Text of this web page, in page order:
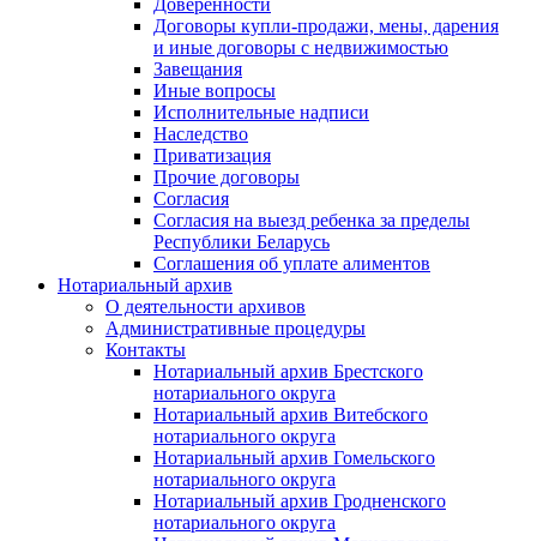
Договоры купли-продажи, мены, дарения
и иные договоры с недвижимостью
Завещания
Иные вопросы
Исполнительные надписи
Наследство
Приватизация
Прочие договоры
Согласия
Согласия на выезд ребенка за пределы
Республики Беларусь
Соглашения об уплате алиментов
Нотариальный архив
О деятельности архивов
Административные процедуры
Контакты
Нотариальный архив Брестского
нотариального округа
Нотариальный архив Витебского
нотариального округа
Нотариальный архив Гомельского
нотариального округа
Нотариальный архив Гродненского
нотариального округа